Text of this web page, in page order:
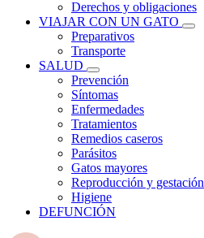
Derechos y obligaciones
VIAJAR CON UN GATO
Preparativos
Transporte
SALUD
Prevención
Síntomas
Enfermedades
Tratamientos
Remedios caseros
Parásitos
Gatos mayores
Reproducción y gestación
Higiene
DEFUNCIÓN